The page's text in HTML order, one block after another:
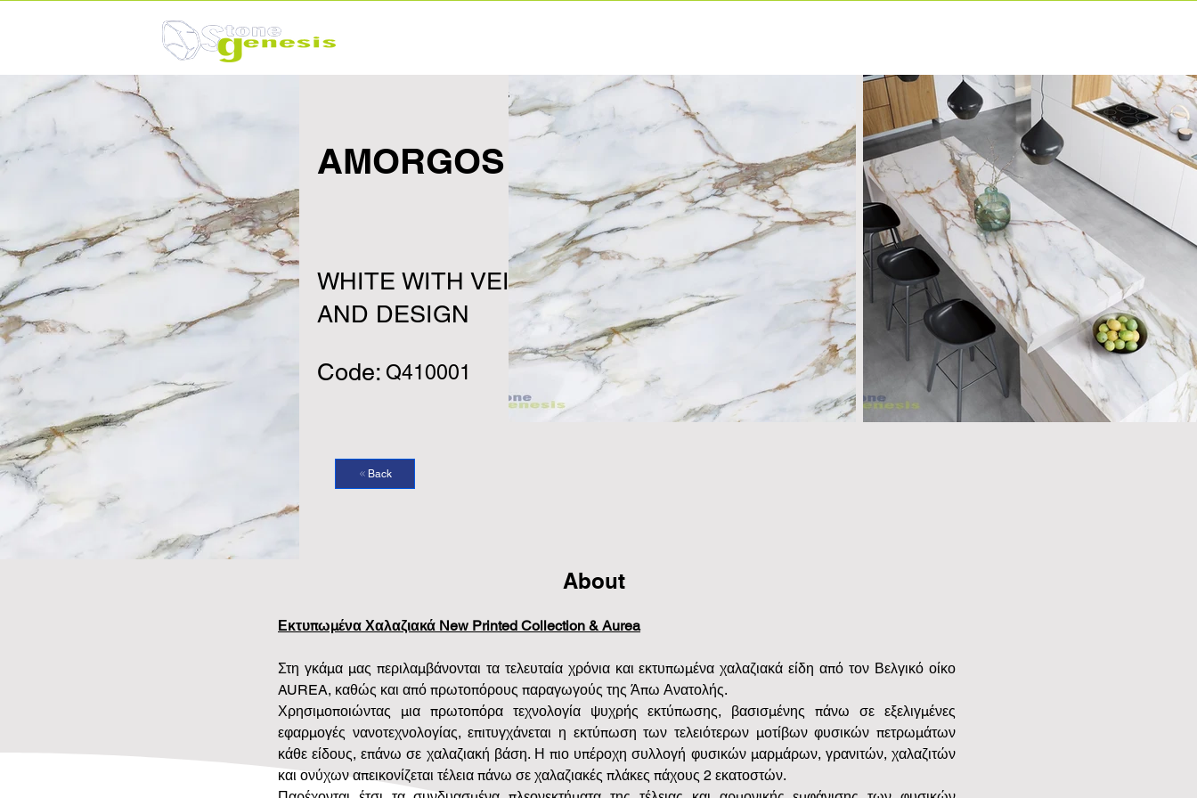
AMORGOS
WHITE WITH VEINS
AND DESIGN
Code: Q410001
Back
About
Εκτυπωμένα Χαλαζιακά New Printed Collection & Aurea
Στη γκάμα μας περιλαμβάνονται τα τελευταία χρόνια και εκτυπωμένα χαλαζιακά είδη από τον Βελγικό οίκο
AUREA, καθώς και από πρωτοπόρους παραγωγούς της Άπω Ανατολής.
Χρησιμοποιώντας μια πρωτοπόρα τεχνολογία ψυχρής εκτύπωσης, βασισμένης πάνω σε εξελιγμένες
εφαρμογές νανοτεχνολογίας, επιτυγχάνεται η εκτύπωση των τελειότερων μοτίβων φυσικών πετρωμάτων
κάθε είδους, επάνω σε χαλαζιακή βάση. Η πιο υπέροχη συλλογή φυσικών μαρμάρων, γρανιτών, χαλαζιτών
και ονύχων απεικονίζεται τέλεια πάνω σε χαλαζιακές πλάκες πάχους 2 εκατοστών.